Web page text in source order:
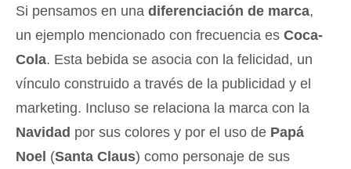
Si pensamos en una diferenciación de marca,
un ejemplo mencionado con frecuencia es Coca-
Cola. Esta bebida se asocia con la felicidad, un
vínculo construido a través de la publicidad y el
marketing. Incluso se relaciona la marca con la
Navidad por sus colores y por el uso de Papá
Noel (Santa Claus) como personaje de sus